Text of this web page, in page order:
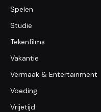
Spelen
Studie
Tekenfilms
Vakantie
Vermaak & Entertainment
Voeding
Vrijetijd